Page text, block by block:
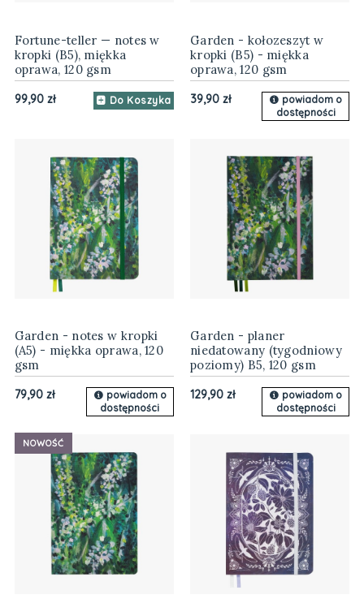
Fortune-teller — notes w
kropki (B5), miękka
oprawa, 120 gsm
99,90 zł Do Koszyka
Garden - kołozeszyt w
kropki (B5) - miękka
oprawa, 120 gsm
39,90 zł
powiadom o
dostępności
Garden - notes w kropki
(A5) - miękka oprawa, 120
gsm
79,90 zł
powiadom o
dostępności
Garden - planer
niedatowany (tygodniowy
poziomy) B5, 120 gsm
129,90 zł
powiadom o
dostępności
NOWOŚĆ